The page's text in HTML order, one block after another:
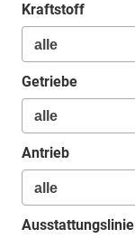
Kraftstoff
Getriebe
Antrieb
Ausstattungslinie